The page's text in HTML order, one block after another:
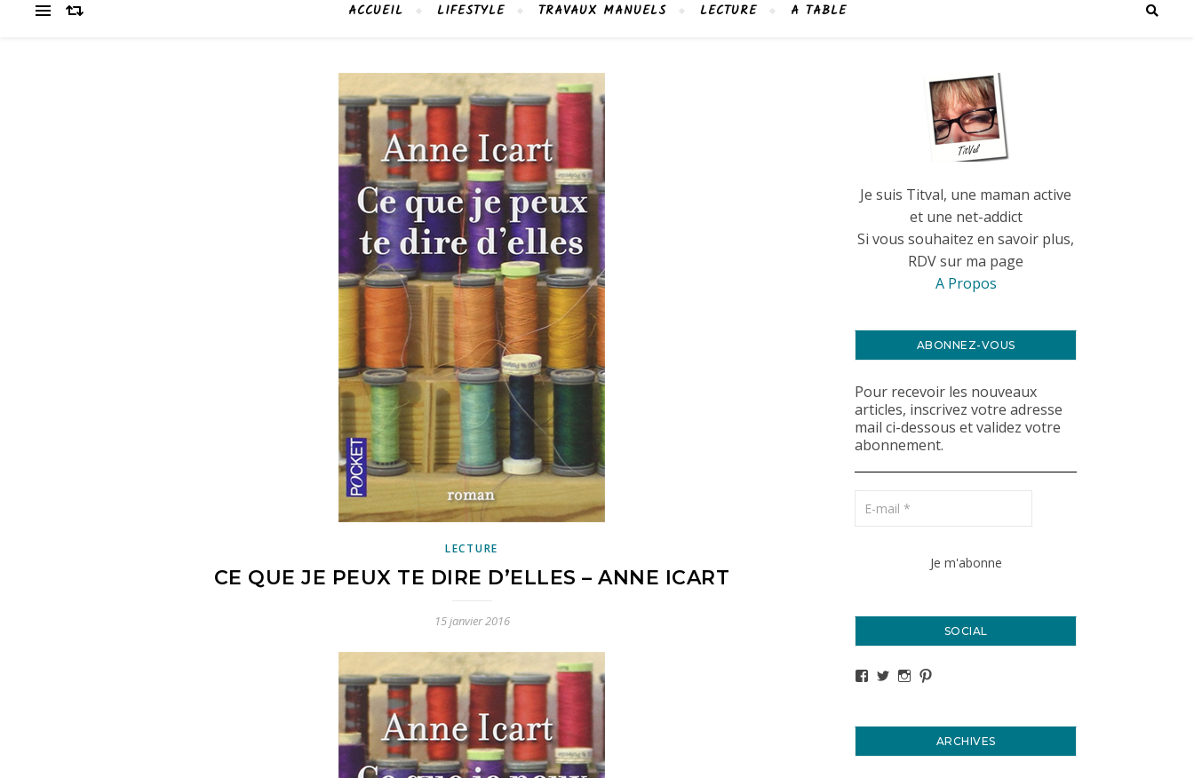
ACCUEIL LIFESTYLE TRAVAUX MANUELS LECTURE A TABLE
LECTURE
CE QUE JE PEUX TE DIRE D’ELLES – ANNE ICART
15 janvier 2016
Je suis Titval, une maman active
et une net-addict
Si vous souhaitez en savoir plus,
RDV sur ma page
A Propos
ABONNEZ-VOUS
Pour recevoir les nouveaux
articles, inscrivez votre adresse
mail ci-dessous et validez votre
abonnement.
SOCIAL
Voir le profil de titval35 sur Facebook
Voir le profil de titval35 sur Twitter
Voir le profil de titval35 sur Instagram
ARCHIVES